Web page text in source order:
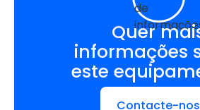
Quer
informações
este
Contacte-nos